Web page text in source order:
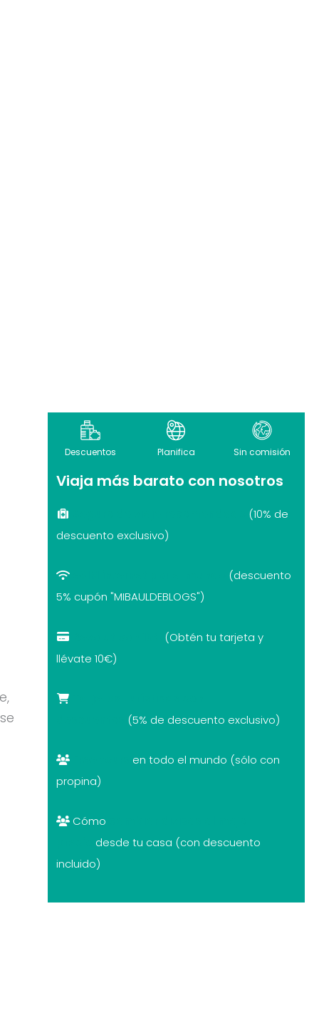
Descuentos Planifica Sin comisión
Viaja más barato con nosotros
(10% de
descuento exclusivo)
(descuento
5% cupón "MIBAULDEBLOGS")
(Obtén tu tarjeta y
llévate 10€)
(5% de descuento exclusivo)
en todo el mundo (sólo con
propina)
Cómo
desde tu casa (con descuento
incluido)